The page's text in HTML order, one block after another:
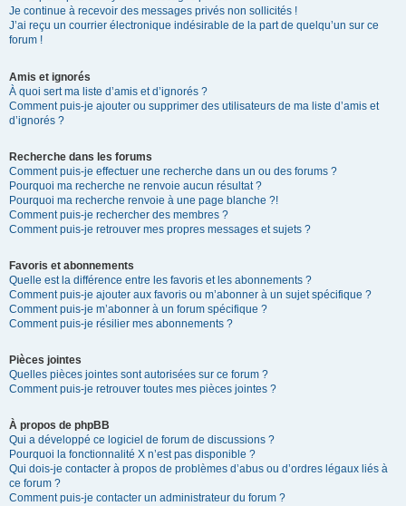
Je continue à recevoir des messages privés non sollicités !
J’ai reçu un courrier électronique indésirable de la part de quelqu’un sur ce
forum !
Amis et ignorés
À quoi sert ma liste d’amis et d’ignorés ?
Comment puis-je ajouter ou supprimer des utilisateurs de ma liste d’amis et
d’ignorés ?
Recherche dans les forums
Comment puis-je effectuer une recherche dans un ou des forums ?
Pourquoi ma recherche ne renvoie aucun résultat ?
Pourquoi ma recherche renvoie à une page blanche ?!
Comment puis-je rechercher des membres ?
Comment puis-je retrouver mes propres messages et sujets ?
Favoris et abonnements
Quelle est la différence entre les favoris et les abonnements ?
Comment puis-je ajouter aux favoris ou m’abonner à un sujet spécifique ?
Comment puis-je m’abonner à un forum spécifique ?
Comment puis-je résilier mes abonnements ?
Pièces jointes
Quelles pièces jointes sont autorisées sur ce forum ?
Comment puis-je retrouver toutes mes pièces jointes ?
À propos de phpBB
Qui a développé ce logiciel de forum de discussions ?
Pourquoi la fonctionnalité X n’est pas disponible ?
Qui dois-je contacter à propos de problèmes d’abus ou d’ordres légaux liés à
ce forum ?
Comment puis-je contacter un administrateur du forum ?